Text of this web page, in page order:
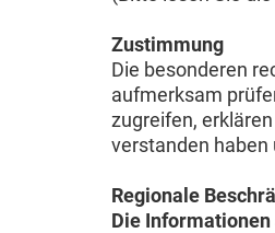
Zustimmung
Die besonderen
aufmerksam
zugreifen,
verstanden haben
Regionale
Die